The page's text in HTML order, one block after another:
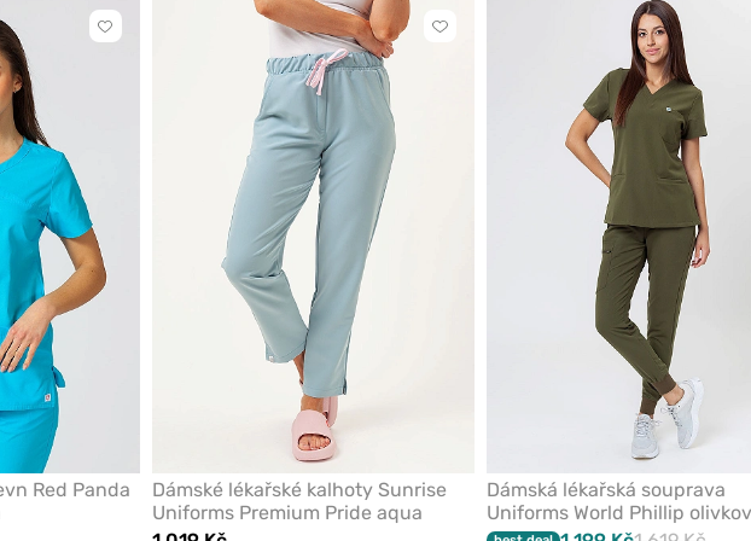
Kliknutím
Red Panda
Kliknutím
Dámské lékařské kalhoty Sunrise
Uniforms Premium Pride aqua
Dámská lékařská souprava
Uniforms World Phillip